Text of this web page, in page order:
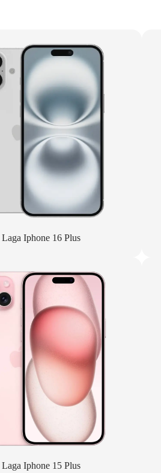
Laga Iphone 16 Plus
Laga Iphone 15 Plus